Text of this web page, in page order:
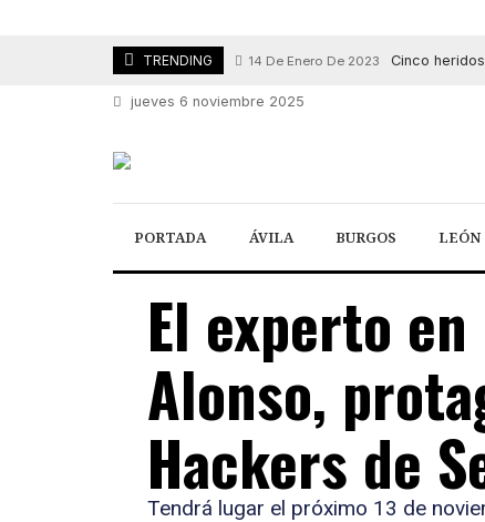
TRENDING 14 De Enero De 2023 Cinco
jueves 6 noviembre 2025
PORTADA ÁVILA BURGOS LEÓN
El experto
Alonso,
Hackers de
Tendrá lugar el próximo 13 de